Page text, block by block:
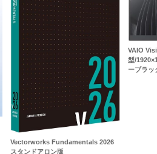
Vectorworks Fundamentals 2026
スタンドアロン版
VAIO
型/
ーブラッ